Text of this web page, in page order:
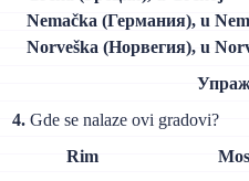
Nemačka (Германия), u
Norveška (Норвегия), u
4. Gde se nalaze ovi gradovi?
Rim